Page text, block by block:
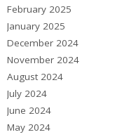
February 2025
January 2025
December 2024
November 2024
August 2024
July 2024
June 2024
May 2024